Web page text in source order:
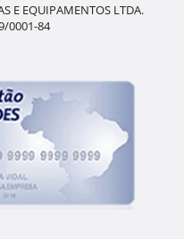
E EQUIPAMENTOS LTDA.
0001-84